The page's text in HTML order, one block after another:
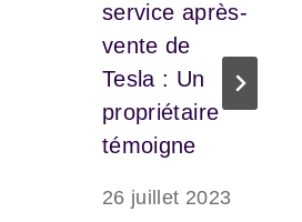
service après-
vente de
Tesla : Un
propriétaire
témoigne
26 juillet 2023